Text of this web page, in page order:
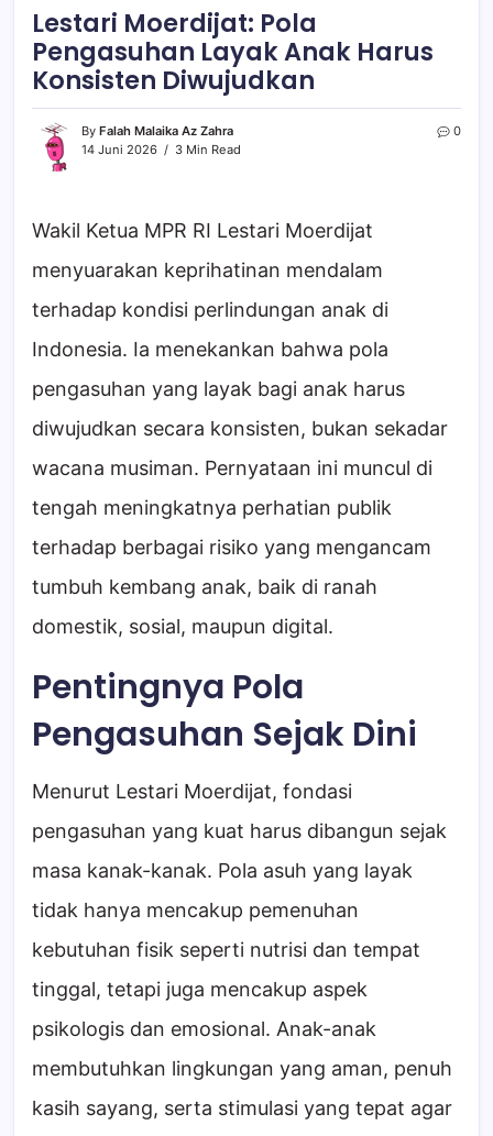
Lestari Moerdijat: Pola
Pengasuhan Layak Anak Harus
Konsisten Diwujudkan
By Falah Malaika Az Zahra
14 Juni 2026
3 Min Read
0
Wakil Ketua MPR RI Lestari Moerdijat
menyuarakan keprihatinan mendalam
terhadap kondisi perlindungan anak di
Indonesia. Ia menekankan bahwa pola
pengasuhan yang layak bagi anak harus
diwujudkan secara konsisten, bukan sekadar
wacana musiman. Pernyataan ini muncul di
tengah meningkatnya perhatian publik
terhadap berbagai risiko yang mengancam
tumbuh kembang anak, baik di ranah
domestik, sosial, maupun digital.
Pentingnya Pola
Pengasuhan Sejak Dini
Menurut Lestari Moerdijat, fondasi
pengasuhan yang kuat harus dibangun sejak
masa kanak-kanak. Pola asuh yang layak
tidak hanya mencakup pemenuhan
kebutuhan fisik seperti nutrisi dan tempat
tinggal, tetapi juga mencakup aspek
psikologis dan emosional. Anak-anak
membutuhkan lingkungan yang aman, penuh
kasih sayang, serta stimulasi yang tepat agar